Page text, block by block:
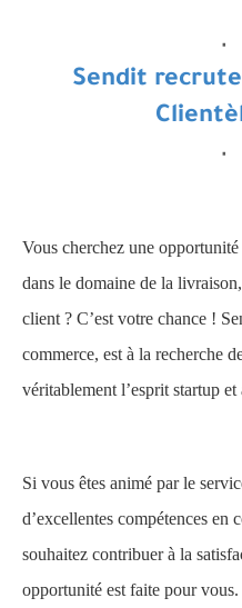
Sendit
Vous cherchez une
dans le domaine de la
client ? C’est votre chance !
commerce, est à la recherche
véritablement l’esprit startup
Si vous êtes animé par le
d’excellentes compétences en
souhaitez contribuer à la
opportunité est faite pour vous.